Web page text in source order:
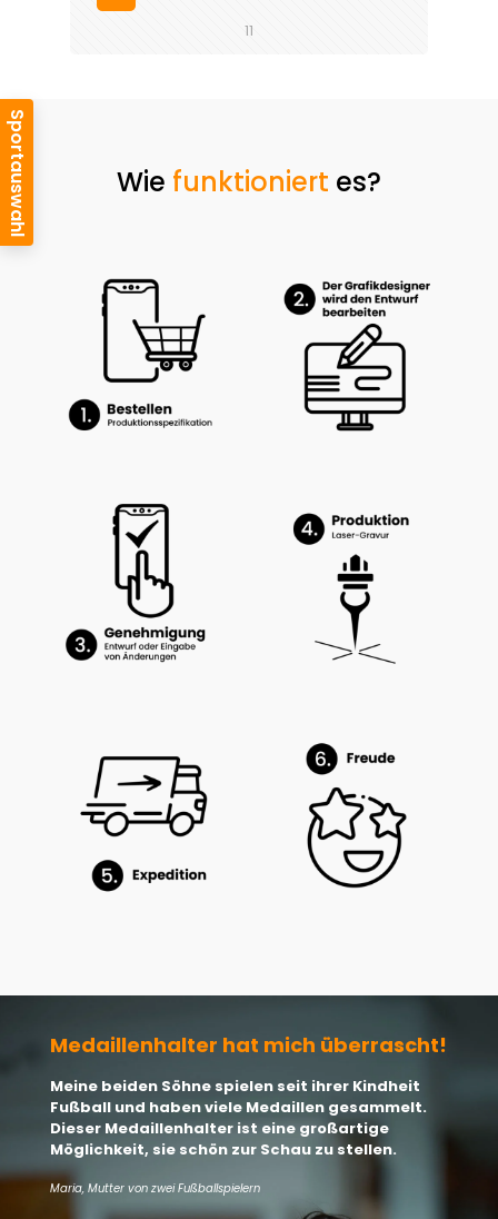
11
Wie funktioniert es?
Medaillenhalter hat mich überrascht!
Meine beiden Söhne spielen seit ihrer Kindheit
Fußball und haben viele Medaillen gesammelt.
Dieser Medaillenhalter ist eine großartige
Möglichkeit, sie schön zur Schau zu stellen.
Maria, Mutter von zwei Fußballspielern